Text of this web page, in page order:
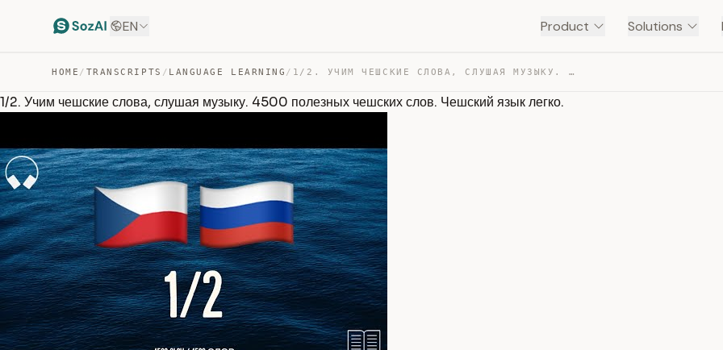
EN Product Solutions
HOME / TRANSCRIPTS / LANGUAGE LEARNING / 1/2. УЧИМ ЧЕШСКИЕ СЛОВА, СЛУШАЯ МУЗЫКУ. 4500 ПОЛЕЗНЫХ Ч… — TRANSCRIPT
1/2. Учим чешские слова, слушая музыку. 4500 полезных чешских слов. Чешский язык легко.